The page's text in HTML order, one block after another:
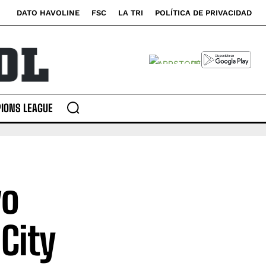
DATO HAVOLINE FSC LA TRI POLÍTICA DE PRIVACIDAD
LEAGUE